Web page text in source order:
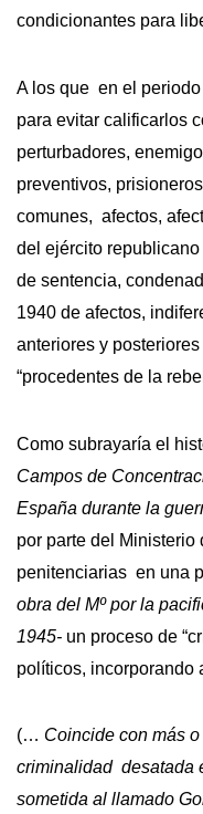
condicionantes para
A los que en el
para evitar calificarlos
perturbadores,
preventivos,
comunes, afectos,
del ejército
de sentencia,
1940 de afectos,
anteriores y
“procedentes de la
Como subrayaría el
Campos de
España durante la
por parte del
penitenciarias en una
obra del Mº por la
1945- un proceso de
políticos,
(… Coincide con más
criminalidad desatada
sometida al llamado